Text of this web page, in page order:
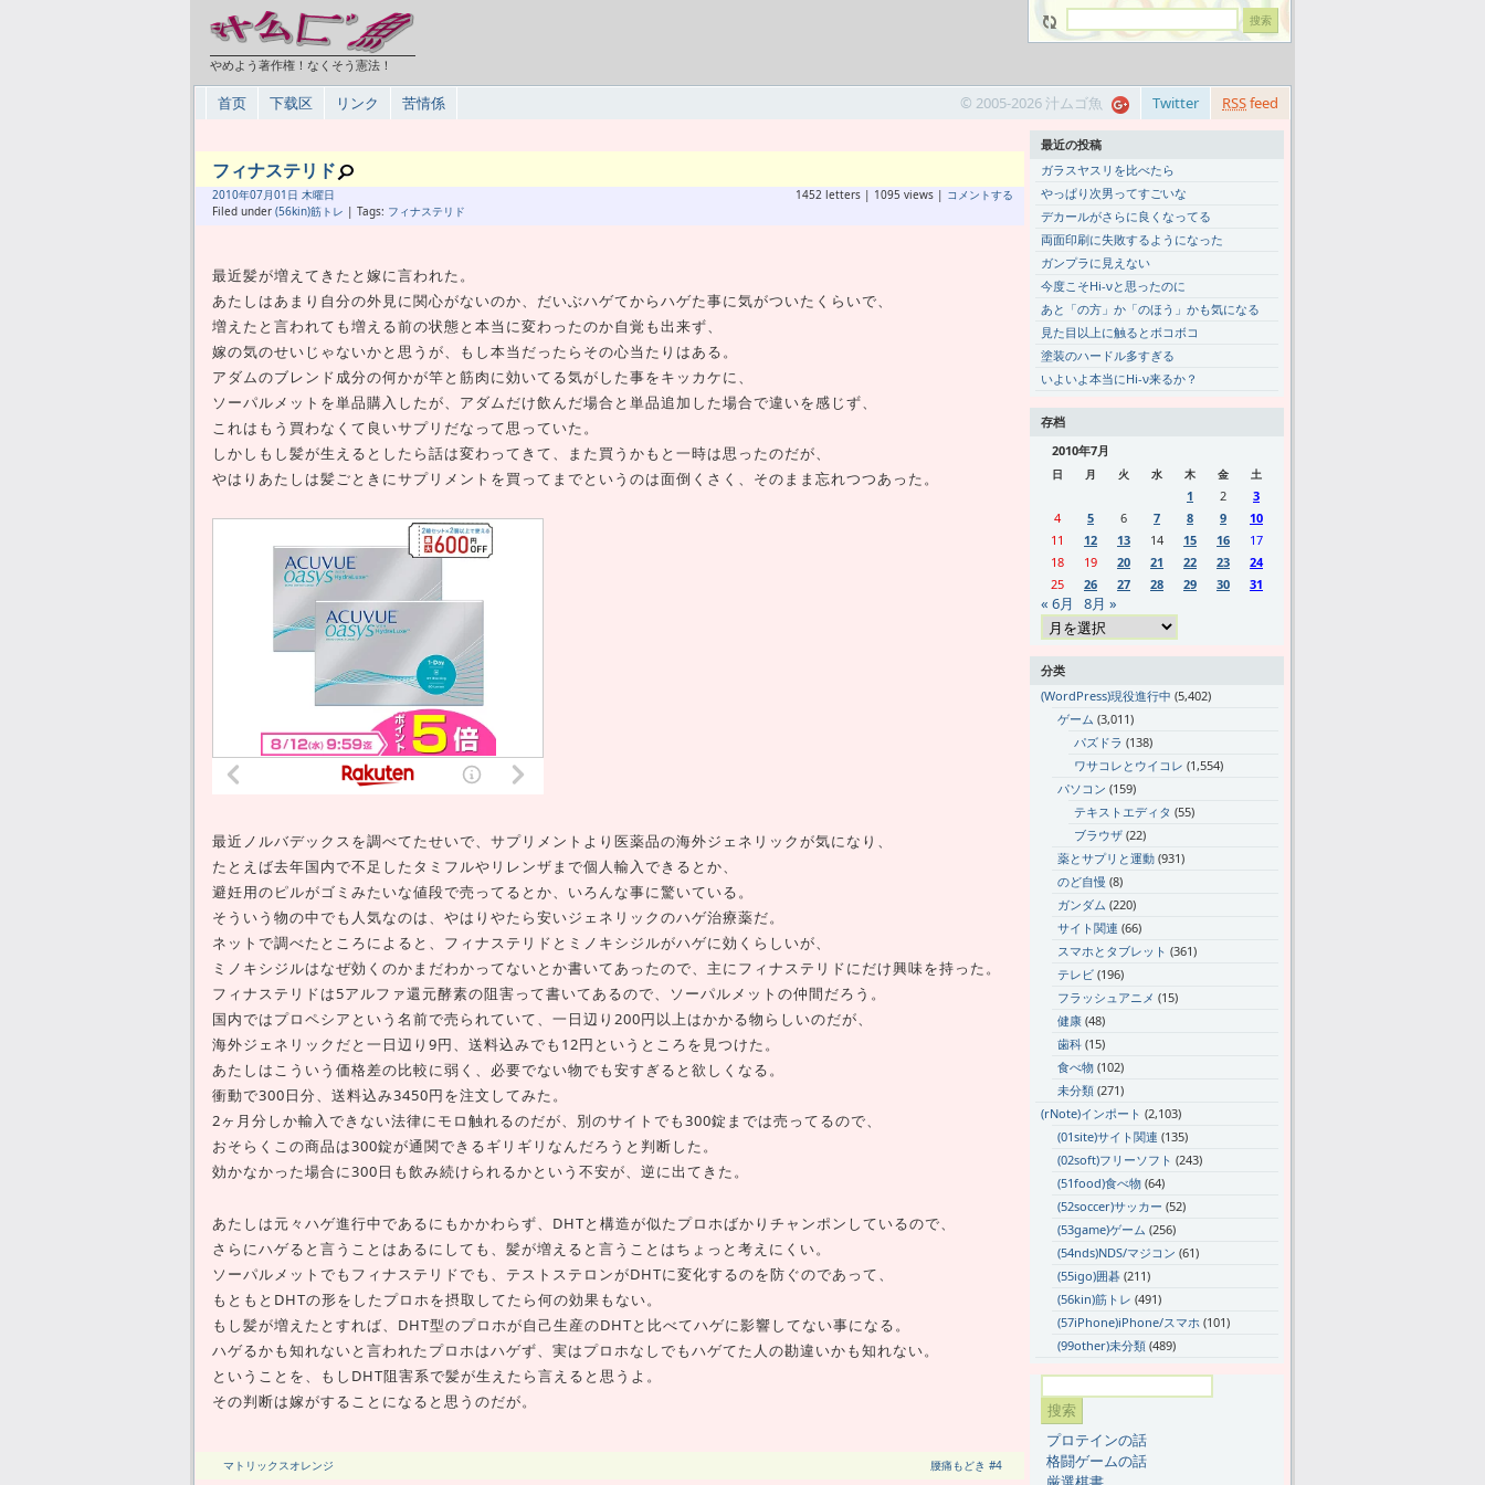
やめよう著作権！なくそう憲法！
首页 下载区 リンク 苦情係 RSSfeed
Twitter
© 2005-2026 汁ムゴ魚
フィナステリド
2010年07月01日 木曜日
Filed under (56kin)筋トレ | Tags: フィナステリド
1452 letters | 1095 views | コメントする
最近髪が増えてきたと嫁に言われた。
あたしはあまり自分の外見に関心がないのか、だいぶハゲてからハゲた事に気がついたくらいで、
増えたと言われても増える前の状態と本当に変わったのか自覚も出来ず、
嫁の気のせいじゃないかと思うが、もし本当だったらその心当たりはある。
アダムのブレンド成分の何かが竿と筋肉に効いてる気がした事をキッカケに、
ソーパルメットを単品購入したが、アダムだけ飲んだ場合と単品追加した場合で違いを感じず、
これはもう買わなくて良いサプリだなって思っていた。
しかしもし髪が生えるとしたら話は変わってきて、また買うかもと一時は思ったのだが、
やはりあたしは髪ごときにサプリメントを買ってまでというのは面倒くさく、そのまま忘れつつあった。
最近ノルバデックスを調べてたせいで、サプリメントより医薬品の海外ジェネリックが気になり、
たとえば去年国内で不足したタミフルやリレンザまで個人輸入できるとか、
避妊用のピルがゴミみたいな値段で売ってるとか、いろんな事に驚いている。
そういう物の中でも人気なのは、やはりやたら安いジェネリックのハゲ治療薬だ。
ネットで調べたところによると、フィナステリドとミノキシジルがハゲに効くらしいが、
ミノキシジルはなぜ効くのかまだわかってないとか書いてあったので、主にフィナステリドにだけ興味を持った。
フィナステリドは5アルファ還元酵素の阻害って書いてあるので、ソーパルメットの仲間だろう。
国内ではプロペシアという名前で売られていて、一日辺り200円以上はかかる物らしいのだが、
海外ジェネリックだと一日辺り9円、送料込みでも12円というところを見つけた。
あたしはこういう価格差の比較に弱く、必要でない物でも安すぎると欲しくなる。
衝動で300日分、送料込み3450円を注文してみた。
2ヶ月分しか輸入できない法律にモロ触れるのだが、別のサイトでも300錠までは売ってるので、
おそらくこの商品は300錠が通関できるギリギリなんだろうと判断した。
効かなかった場合に300日も飲み続けられるかという不安が、逆に出てきた。
あたしは元々ハゲ進行中であるにもかかわらず、DHTと構造が似たプロホばかりチャンポンしているので、
さらにハゲると言うことはあるにしても、髪が増えると言うことはちょっと考えにくい。
ソーパルメットでもフィナステリドでも、テストステロンがDHTに変化するのを防ぐのであって、
もともとDHTの形をしたプロホを摂取してたら何の効果もない。
もし髪が増えたとすれば、DHT型のプロホが自己生産のDHTと比べてハゲに影響してない事になる。
ハゲるかも知れないと言われたプロホはハゲず、実はプロホなしでもハゲてた人の勘違いかも知れない。
ということを、もしDHT阻害系で髪が生えたら言えると思うよ。
その判断は嫁がすることになると思うのだが。
マトリックスオレンジ 腰痛もどき #4
最近の投稿
ガラスヤスリを比べたら
やっぱり次男ってすごいな
デカールがさらに良くなってる
両面印刷に失敗するようになった
ガンプラに見えない
今度こそHi-νと思ったのに
あと「の方」か「のほう」かも気になる
見た目以上に触るとボコボコ
塗装のハードル多すぎる
いよいよ本当にHi-ν来るか？
存档
2010年7月
日 月 火 水 木 金 土
1 2
3
4
5 6 7 8 9
10
11
12 13 14 15 16
17
18
19 20 21 22 23
24
25
26 27 28 29 30 31
« 6月 8月 »
分类
(WordPress)現役進行中 (5,402)
ゲーム (3,011)
パズドラ (138)
ワサコレとウイコレ (1,554)
パソコン (159)
テキストエディタ (55)
ブラウザ (22)
薬とサプリと運動 (931)
のど自慢 (8)
ガンダム (220)
サイト関連 (66)
スマホとタブレット (361)
テレビ (196)
フラッシュアニメ (15)
健康 (48)
歯科 (15)
食べ物 (102)
未分類 (271)
(rNote)インポート (2,103)
(01site)サイト関連 (135)
(02soft)フリーソフト (243)
(51food)食べ物 (64)
(52soccer)サッカー (52)
(53game)ゲーム (256)
(54nds)NDS/マジコン (61)
(55igo)囲碁 (211)
(56kin)筋トレ (491)
(57iPhone)iPhone/スマホ (101)
(99other)未分類 (489)
プロテインの話
格闘ゲームの話